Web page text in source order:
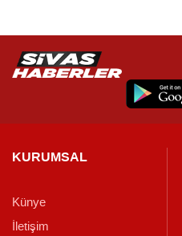
KURUMSAL
Künye
İletişim